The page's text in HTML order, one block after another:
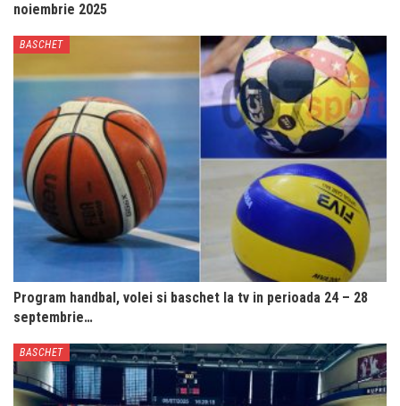
noiembrie 2025
BASCHET
Program handbal, volei si baschet la tv in perioada 24 – 28
septembrie…
BASCHET